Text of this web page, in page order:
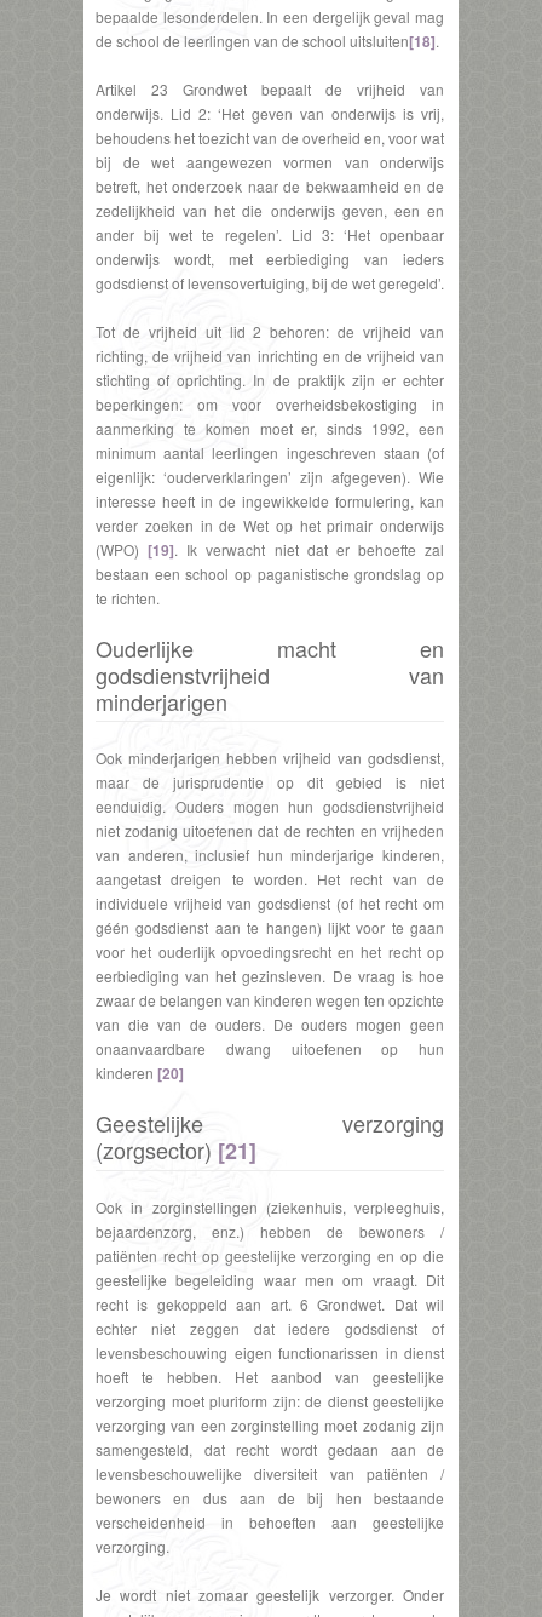
bepaalde lesonderdelen. In een dergelijk geval mag
de school de leerlingen van de school uitsluiten[18].
Artikel 23 Grondwet bepaalt de vrijheid van
onderwijs. Lid 2: ‘Het geven van onderwijs is vrij,
behoudens het toezicht van de overheid en, voor wat
bij de wet aangewezen vormen van onderwijs
betreft, het onderzoek naar de bekwaamheid en de
zedelijkheid van het die onderwijs geven, een en
ander bij wet te regelen’. Lid 3: ‘Het openbaar
onderwijs wordt, met eerbiediging van ieders
godsdienst of levensovertuiging, bij de wet geregeld’.
Tot de vrijheid uit lid 2 behoren: de vrijheid van
richting, de vrijheid van inrichting en de vrijheid van
stichting of oprichting. In de praktijk zijn er echter
beperkingen: om voor overheidsbekostiging in
aanmerking te komen moet er, sinds 1992, een
minimum aantal leerlingen ingeschreven staan (of
eigenlijk: ‘ouderverklaringen’ zijn afgegeven). Wie
interesse heeft in de ingewikkelde formulering, kan
verder zoeken in de Wet op het primair onderwijs
(WPO) [19]. Ik verwacht niet dat er behoefte zal
bestaan een school op paganistische grondslag op
te richten.
Ouderlijke macht en
godsdienstvrijheid van
minderjarigen
Ook minderjarigen hebben vrijheid van godsdienst,
maar de jurisprudentie op dit gebied is niet
eenduidig. Ouders mogen hun godsdienstvrijheid
niet zodanig uitoefenen dat de rechten en vrijheden
van anderen, inclusief hun minderjarige kinderen,
aangetast dreigen te worden. Het recht van de
individuele vrijheid van godsdienst (of het recht om
géén godsdienst aan te hangen) lijkt voor te gaan
voor het ouderlijk opvoedingsrecht en het recht op
eerbiediging van het gezinsleven. De vraag is hoe
zwaar de belangen van kinderen wegen ten opzichte
van die van de ouders. De ouders mogen geen
onaanvaardbare dwang uitoefenen op hun
kinderen [20]
Geestelijke verzorging
(zorgsector) [21]
Ook in zorginstellingen (ziekenhuis, verpleeghuis,
bejaardenzorg, enz.) hebben de bewoners /
patiënten recht op geestelijke verzorging en op die
geestelijke begeleiding waar men om vraagt. Dit
recht is gekoppeld aan art. 6 Grondwet. Dat wil
echter niet zeggen dat iedere godsdienst of
levensbeschouwing eigen functionarissen in dienst
hoeft te hebben. Het aanbod van geestelijke
verzorging moet pluriform zijn: de dienst geestelijke
verzorging van een zorginstelling moet zodanig zijn
samengesteld, dat recht wordt gedaan aan de
levensbeschouwelijke diversiteit van patiënten /
bewoners en dus aan de bij hen bestaande
verscheidenheid in behoeften aan geestelijke
verzorging.
Je wordt niet zomaar geestelijk verzorger. Onder